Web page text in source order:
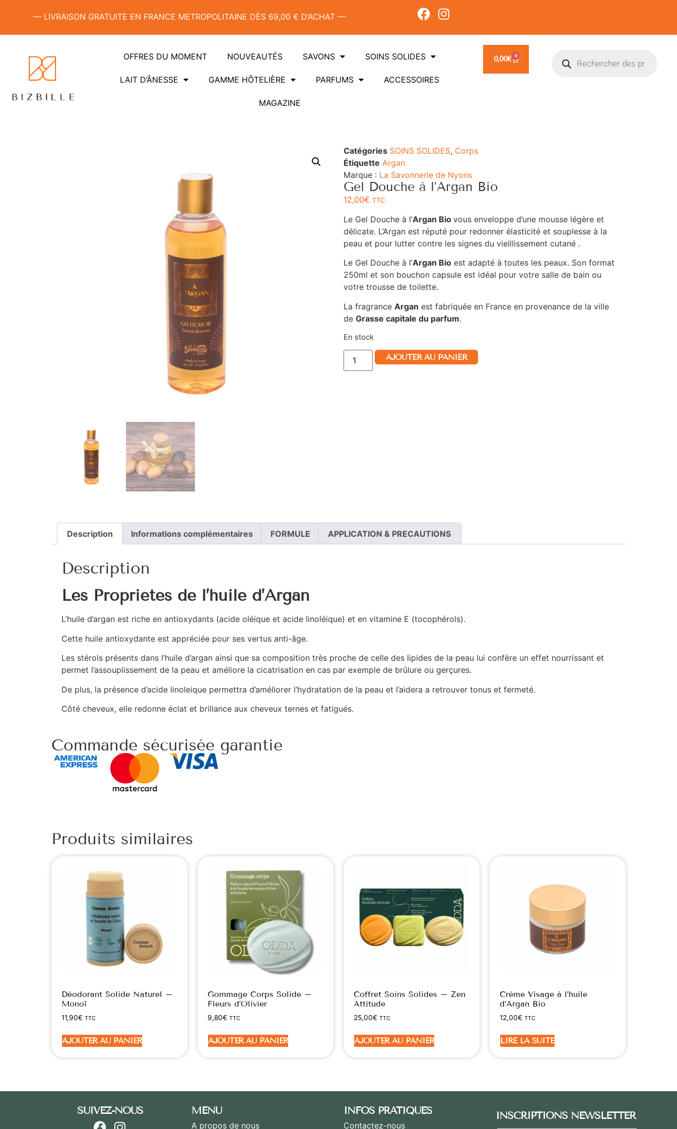
— LIVRAISON GRATUITE EN FRANCE METROPOLITAINE DÈS 69,00 € D’ACHAT —
OFFRES DU MOMENT NOUVEAUTÉS SAVONS SOINS SOLIDES
LAIT D’ÂNESSE GAMME HÔTELIÈRE PARFUMS ACCESSOIRES
MAGAZINE
0,00€ 0
Catégories SOINS SOLIDES, Corps
Étiquette Argan
Marque : La Savonnerie de Nyons
Gel Douche à l’Argan Bio
12,00€ TTC
Le Gel Douche à l’Argan Bio vous enveloppe d’une mousse légère et
délicate. L’Argan est réputé pour redonner élasticité et souplesse à la
peau et pour lutter contre les signes du vieillissement cutané .
Le Gel Douche à l’Argan Bio est adapté à toutes les peaux. Son format
250ml et son bouchon capsule est idéal pour votre salle de bain ou
votre trousse de toilette.
La fragrance Argan est fabriquée en France en provenance de la ville
de Grasse capitale du parfum.
En stock
AJOUTER AU PANIER
Description Informations complémentaires FORMULE APPLICATION & PRECAUTIONS
Description
Les Propriétés de l’huile d’Argan
L’huile d’argan est riche en antioxydants (acide oléique et acide linoléique) et en vitamine E (tocophérols).
Cette huile antioxydante est appréciée pour ses vertus anti-âge.
Les stérols présents dans l’huile d’argan ainsi que sa composition très proche de celle des lipides de la peau lui confère un effet nourrissant et
permet l’assouplissement de la peau et améliore la cicatrisation en cas par exemple de brûlure ou gerçures.
De plus, la présence d’acide linoleique permettra d’améliorer l’hydratation de la peau et l’aidera a retrouver tonus et fermeté.
Côté cheveux, elle redonne éclat et brillance aux cheveux ternes et fatigués.
Commande sécurisée garantie
Produits similaires
Déodorant Solide Naturel –
Monoï
11,90€ TTC
AJOUTER AU PANIER
Gommage Corps Solide –
Fleurs d’Olivier
9,80€ TTC
AJOUTER AU PANIER
Coffret Soins Solides – Zen
Attitude
25,00€ TTC
AJOUTER AU PANIER
Crème Visage à l’huile
d’Argan Bio
12,00€ TTC
LIRE LA SUITE
SUIVEZ-NOUS MENU
A propos de nous
INFOS PRATIQUES
Contactez-nous
INSCRIPTIONS NEWSLETTER